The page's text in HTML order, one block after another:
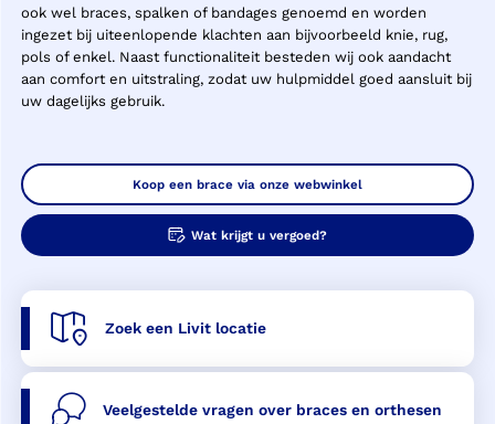
ook wel braces, spalken of bandages genoemd en worden
ingezet bij uiteenlopende klachten aan bijvoorbeeld knie, rug,
pols of enkel. Naast functionaliteit besteden wij ook aandacht
aan comfort en uitstraling, zodat uw hulpmiddel goed aansluit bij
uw dagelijks gebruik.
Koop een brace via onze webwinkel
Wat krijgt u vergoed?
Zoek een Livit locatie
Veelgestelde vragen over braces en orthesen